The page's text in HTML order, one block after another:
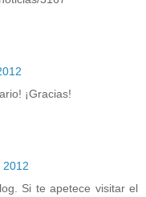
¡Gracias!
2012
Si te apetece visitar el